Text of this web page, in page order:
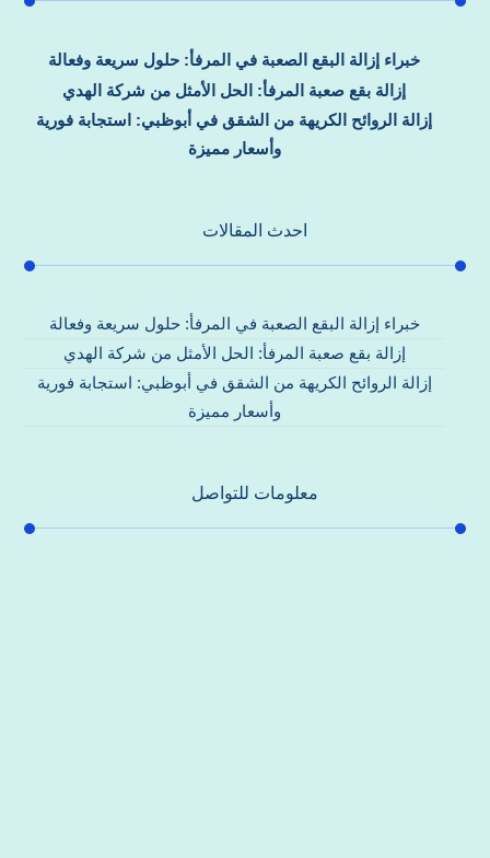
خبراء إزالة البقع الصعبة في المرفأ: حلول سريعة وفعالة
إزالة بقع صعبة المرفأ: الحل الأمثل من شركة الهدي
إزالة الروائح الكريهة من الشقق في أبوظبي: استجابة فورية
وأسعار مميزة
احدث المقالات
خبراء إزالة البقع الصعبة في المرفأ: حلول سريعة وفعالة
إزالة بقع صعبة المرفأ: الحل الأمثل من شركة الهدي
إزالة الروائح الكريهة من الشقق في أبوظبي: استجابة فورية
وأسعار مميزة
معلومات للتواصل